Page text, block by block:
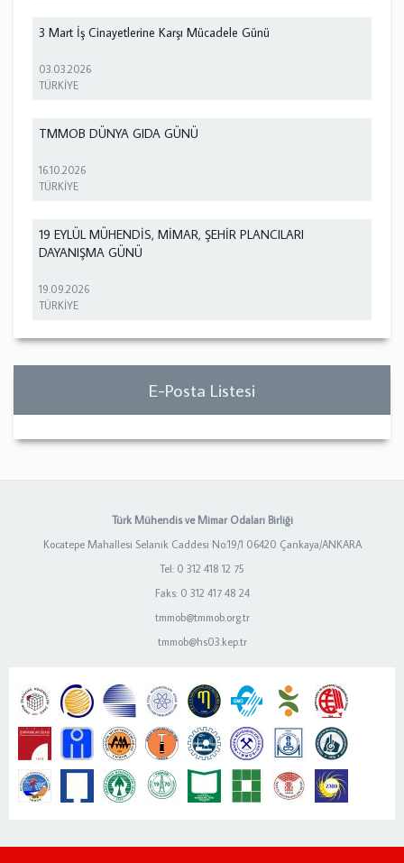
3 Mart İş Cinayetlerine Karşı Mücadele Günü
03.03.2026
TÜRKİYE
TMMOB DÜNYA GIDA GÜNÜ
16.10.2026
TÜRKİYE
19 EYLÜL MÜHENDİS, MİMAR, ŞEHİR PLANCILARI
DAYANIŞMA GÜNÜ
19.09.2026
TÜRKİYE
E-Posta Listesi
Türk Mühendis ve Mimar Odaları Birliği
Kocatepe Mahallesi Selanik Caddesi No:19/1 06420 Çankaya/ANKARA
Tel: 0 312 418 12 75
Faks: 0 312 417 48 24
tmmob@tmmob.org.tr
tmmob@hs03.kep.tr